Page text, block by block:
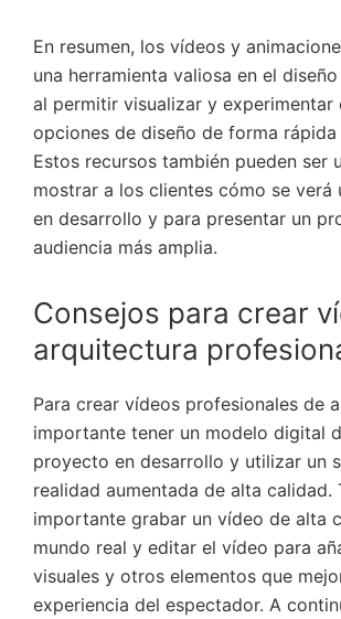
En resumen, los vídeos y
una herramienta valiosa en el
al permitir visualizar y experimentar
opciones de diseño de forma rápida
Estos recursos también pueden ser
mostrar a los clientes cómo se verá
en desarrollo y para presentar un
audiencia más amplia.
Consejos para crear
arquitectura
Para crear vídeos profesionales de
importante tener un modelo digital
proyecto en desarrollo y utilizar un
realidad aumentada de alta calidad.
importante grabar un vídeo de alta
mundo real y editar el vídeo para
visuales y otros elementos que
experiencia del espectador. A